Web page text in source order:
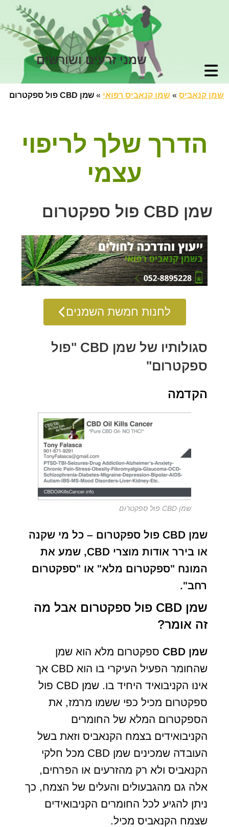
שמני זרעים ושורשים
שמן קנאביס » שמן קנאביס רפואי » שמן CBD פול ספקטרום
הדרך שלך לריפוי
עצמי
שמן CBD פול ספקטרום
לחנות חמשת השמנים
סגולותיו של שמן CBD "פול
ספקטרום"
הקדמה
שמן CBD פול ספקטרום
שמן CBD פול ספקטרום – כל מי שקנה
או בירר ​​אודות מוצרי CBD, שמע את
המונח "ספקטרום מלא" או "ספקטרום
רחב".
שמן CBD פול ספקטרום אבל מה
זה אומר?
שמן CBD
ספקטרום מלא הוא שמן
שהחומר הפעיל העיקרי בו הוא CBD אך
אינו הקניבואיד היחיד בו. שמן CBD פול
ספקטרום מכיל כפי ששמו מרמז, את
הספקטרום המלא של החומרים
הקניבואידים בצמח הקנאביס וזאת בשל
העובדה שמכינים שמן CBD מכל חלקי
הקנאביס ולא רק מהזרעים או הפרחים,
אלה גם מהגבעולים והעלים של הצמח, כך
ניתן להגיע לכל החומרים הקניבואידים
שצמח הקנאביס מכיל.